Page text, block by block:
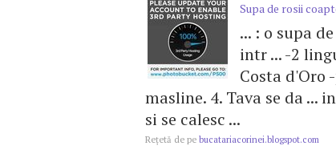
Supa de rosii
... : o supa
intr ... -2
Costa d'Oro
masline. 4. Tava se da
si se calesc ...
Reţetă de pe bucatariacorinei.blogspot.com